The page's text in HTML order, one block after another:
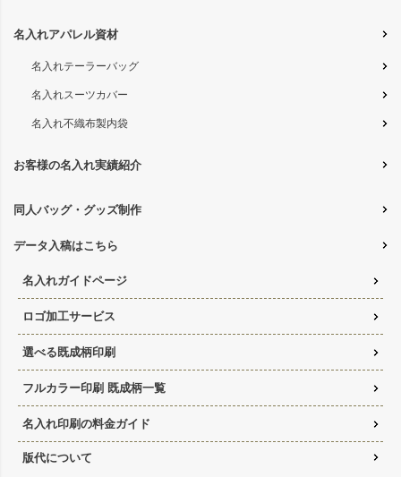
名入れアパレル資材
名入れテーラーバッグ
名入れスーツカバー
名入れ不織布製内袋
お客様の名入れ実績紹介
同人バッグ・グッズ制作
データ入稿はこちら
名入れガイドページ
ロゴ加工サービス
選べる既成柄印刷
フルカラー印刷 既成柄一覧
名入れ印刷の料金ガイド
版代について